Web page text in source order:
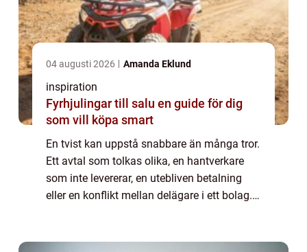
04 augusti 2026 Amanda Eklund
inspiration
Fyrhjulingar till salu en guide för dig
som vill köpa smart
En tvist kan uppstå snabbare än många tror.
Ett avtal som tolkas olika, en hantverkare
som inte levererar, en utebliven betalning
eller en konflikt mellan delägare i ett bolag.